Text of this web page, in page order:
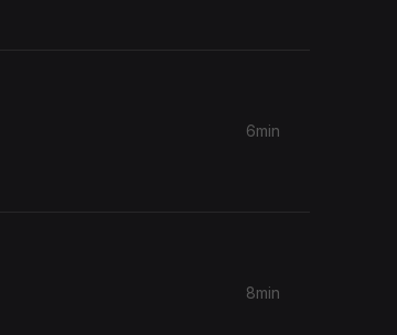
6min
8min